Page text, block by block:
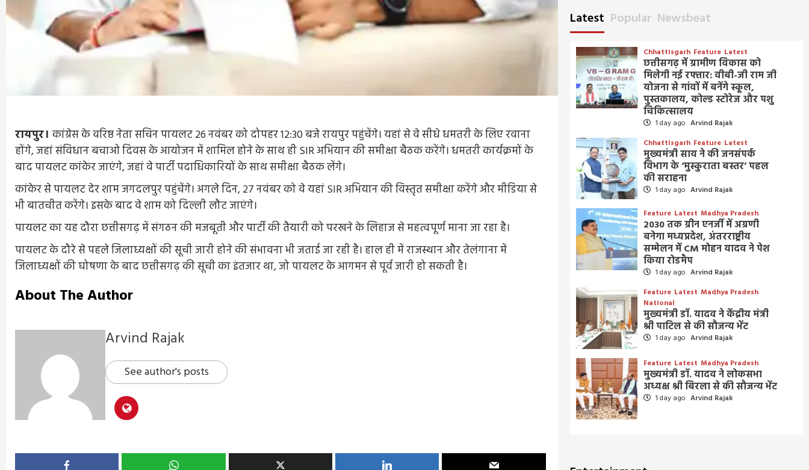
रायपुर। कांग्रेस के वरिष्ठ नेता सचिन पायलट 26 नवंबर को दोपहर 12:30 बजे रायपुर पहुंचेंगे। यहां से वे सीधे धमतरी के लिए रवाना
होंगे, जहां संविधान बचाओ दिवस के आयोजन में शामिल होने के साथ ही SIR अभियान की समीक्षा बैठक करेंगे। धमतरी कार्यक्रमों के
बाद पायलट कांकेर जाएंगे, जहां वे पार्टी पदाधिकारियों के साथ समीक्षा बैठक लेंगे।
कांकेर से पायलट देर शाम जगदलपुर पहुंचेंगे। अगले दिन, 27 नवंबर को वे यहां SIR अभियान की विस्तृत समीक्षा करेंगे और मीडिया से
भी बातचीत करेंगे। इसके बाद वे शाम को दिल्ली लौट जाएंगे।
पायलट का यह दौरा छत्तीसगढ़ में संगठन की मजबूती और पार्टी की तैयारी को परखने के लिहाज से महत्वपूर्ण माना जा रहा है।
पायलट के दौरे से पहले जिलाध्यक्षों की सूची जारी होने की संभावना भी जताई जा रही है। हाल ही में राजस्थान और तेलंगाना में
जिलाध्यक्षों की घोषणा के बाद छत्तीसगढ़ की सूची का इंतजार था, जो पायलट के आगमन से पूर्व जारी हो सकती है।
About The Author
Arvind Rajak
See author's posts
Latest Popular Newsbeat
Chhattisgarh Feature Latest
छत्तीसगढ़ में ग्रामीण विकास को
मिलेगी नई रफ्तार: वीबी-जी राम जी
योजना से गांवों में बनेंगे स्कूल,
पुस्तकालय, कोल्ड स्टोरेज और पशु
चिकित्सालय
1 day ago Arvind Rajak
Chhattisgarh Feature Latest
मुख्यमंत्री साय ने की जनसंपर्क
विभाग के ‘मुस्कुराता बस्तर’ पहल
की सराहना
1 day ago Arvind Rajak
Feature Latest Madhya Pradesh
2030 तक ग्रीन एनर्जी में अग्रणी
बनेगा मध्यप्रदेश, अंतरराष्ट्रीय
सम्मेलन में CM मोहन यादव ने पेश
किया रोडमैप
1 day ago Arvind Rajak
Feature Latest Madhya Pradesh
National
मुख्यमंत्री डॉ. यादव ने केंद्रीय मंत्री
श्री पाटिल से की सौजन्य भेंट
1 day ago Arvind Rajak
Feature Latest Madhya Pradesh
मुख्यमंत्री डॉ. यादव ने लोकसभा
अध्यक्ष श्री बिरला से की सौजन्य भेंट
1 day ago Arvind Rajak